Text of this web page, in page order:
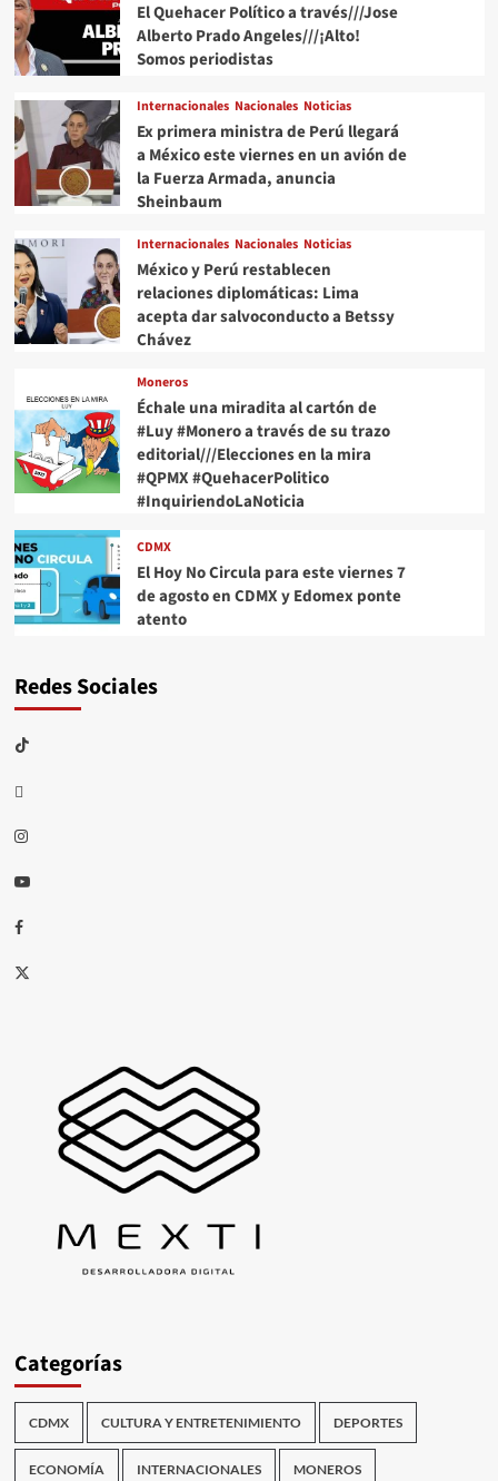
El Quehacer Político a través///Jose
Alberto Prado Angeles///¡Alto!
Somos periodistas
Internacionales Nacionales Noticias
Ex primera ministra de Perú llegará
a México este viernes en un avión de
la Fuerza Armada, anuncia
Sheinbaum
Internacionales Nacionales Noticias
México y Perú restablecen
relaciones diplomáticas: Lima
acepta dar salvoconducto a Betssy
Chávez
Moneros
Échale una miradita al cartón de
#Luy #Monero a través de su trazo
editorial///Elecciones en la mira
#QPMX #QuehacerPolitico
#InquiriendoLaNoticia
CDMX
El Hoy No Circula para este viernes 7
de agosto en CDMX y Edomex ponte
atento
Redes Sociales
TikTok
threads
Instagram
Youtube
Facebook
X
Categorías
CDMX CULTURA Y ENTRETENIMIENTO DEPORTES
ECONOMÍA INTERNACIONALES MONEROS